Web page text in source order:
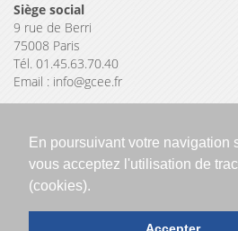
En poursuivant votre navigation
vous acceptez l'utilisation de
(cookies).
Siège social
9 rue de Berri
75008 Paris
Tél. 01.45.63.70.40
Email : info@gcee.fr